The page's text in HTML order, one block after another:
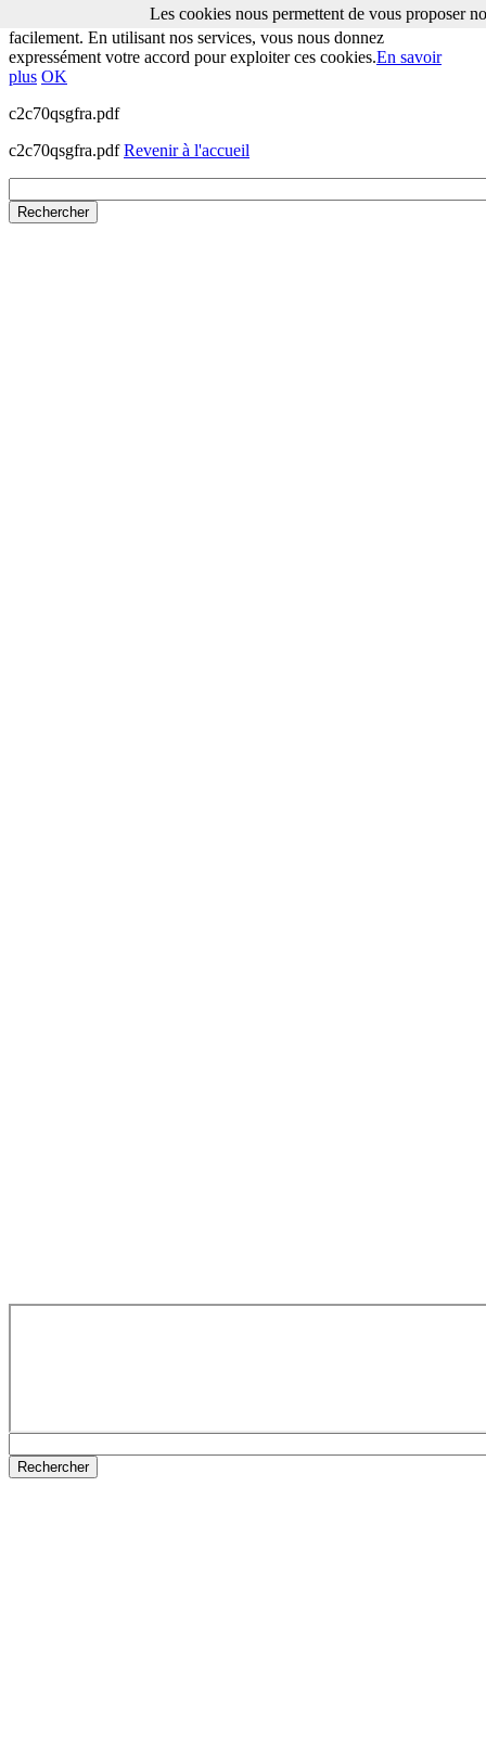
Les cookies nous permettent de vous proposer nos services plus
facilement. En utilisant nos services, vous nous donnez
expressément votre accord pour exploiter ces cookies.En savoir
plus OK
c2c70qsgfra.pdf
c2c70qsgfra.pdfRevenir à l'accueil
Les cookies nous permettent de vous proposer